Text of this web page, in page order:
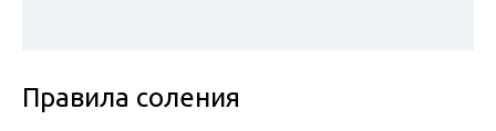
Правила соления